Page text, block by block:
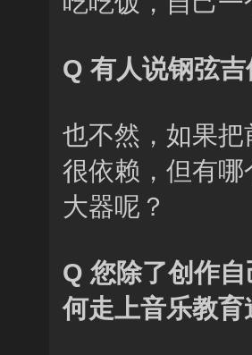
Q 有人说钢弦
也不然，如果把
很依赖，但有
大器呢？
Q 您除了创作
何走上音乐教育